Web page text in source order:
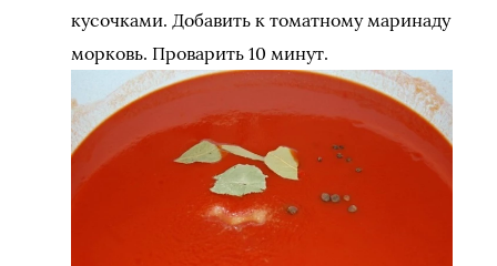
кусочками. Добавить к томатному маринаду
морковь. Проварить 10 минут.